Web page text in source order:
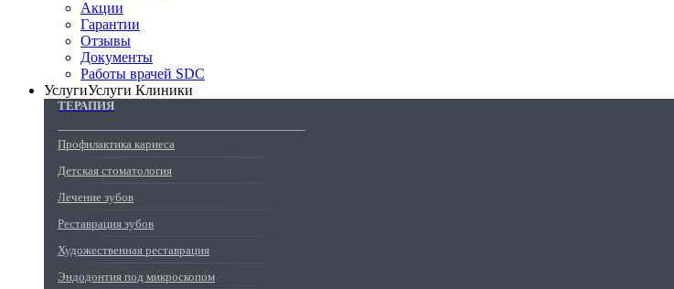
Акции
Гарантии
Отзывы
Документы
Работы врачей SDC
УслугиУслуги Клиники
ТЕРАПИЯ
Профилактика кариеса
Детская стоматология
Лечение зубов
Реставрация зубов
Художественная реставрация
Эндодонтия под микроскопом